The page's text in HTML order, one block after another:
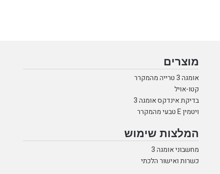
מוצרים
אומגה 3 טרייה מהמקרר
קטו-אויל
בדיקת אינדקס אומגה 3
ויטמין E טבעי מהמקרר
המלצות שימוש
מחשבוני אומגה 3
כשרות ואישור הלכתי